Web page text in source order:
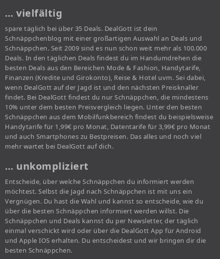
… vielfältig
spare täglich bei über 35 Deals. DealGott ist dein
Schnäppchenblog mit einer großartigen Auswahl an Deals und
Schnäppchen. Seit 2009 sind es nun schon weit mehr als 100.000
Deals. In den täglichen Deals findest du im Handumdrehen die
besten Deals aus den Bereichen Mode & Fashion, Handytarife,
Finanzen (Kredite und Girokonto), Reise & Hotel uvm. Sei dabei,
wenn DealGott auf der Jagd ist und den nächsten Preisknaller
findet. Bei DealGott findest du nur Schnäppchen, die mindestens
10% unter dem besten Preisvergleich liegen. Unter den besten
Schnäppchen aus dem Mobilfunkbereich findest du beispielsweise
Handytarife für 1,99€ pro Monat, Datentarife für 3,99€ pro Monat
und auch Smartphones zu Bestpreisen. Das alles und noch viel
mehr wartet bei DealGott auf dich.
… unkompliziert
Entscheide, über welche Schnäppchen du informiert werden
möchtest. Selbst die Jagd nach Schnäppchen ist mit uns ein
Vergnügen. Du hast die Wahl und kannst so entscheide, wie du
über die besten Schnäppchen informiert werden willst. Die
Schnäppchen und Deals kannst du per Newsletter, der täglich
einmal verschickt wird oder über die DealGott App für Android
und Apple IOS erhalten. Du entscheidest und wir bringen dir die
besten Schnäppchen.